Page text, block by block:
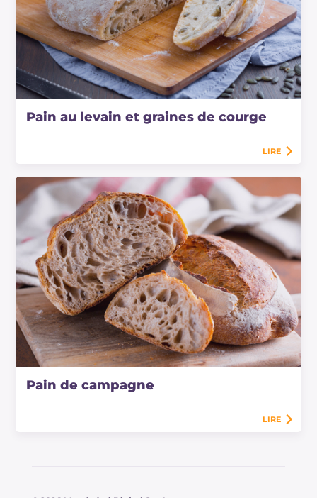
Pain au levain et graines de courge
LIRE
Pain de campagne
LIRE